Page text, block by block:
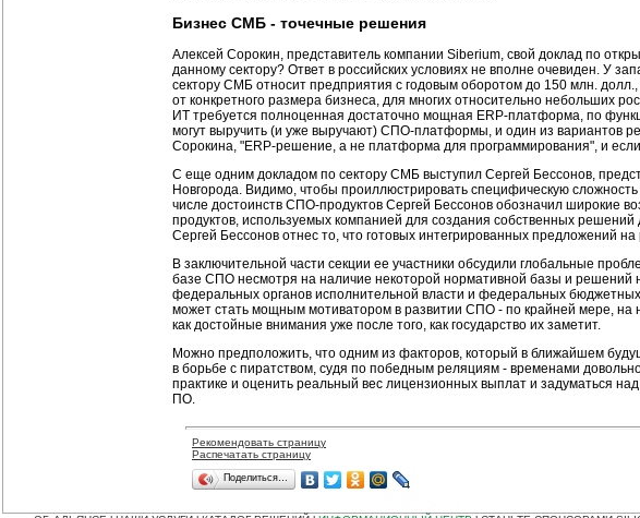
Бизнес СМБ - точечные решения
Алексей Сорокин, представитель компании Siberium, свой доклад по
данному сектору? Ответ в российских условиях не вполне очевиден. У
сектору СМБ относит предприятия с годовым оборотом до 150 млн.
от конкретного размера бизнеса, для многих относительно небольших
ИТ требуется полноценная достаточно мощная ERP-платформа, по
могут выручить (и уже выручают) СПО-платформы, и один из вариантов
Сорокина, "ERP-решение, а не платформа для программирования", и
С еще одним докладом по сектору СМБ выступил Сергей Бессонов,
Новгорода. Видимо, чтобы проиллюстрировать специфическую
числе достоинств СПО-продуктов Сергей Бессонов обозначил широкие
продуктов, используемых компанией для создания собственных
Сергей Бессонов отнес то, что готовых интегрированных предложений
В заключительной части секции ее участники обсудили глобальные
базе СПО несмотря на наличие некоторой нормативной базы и решений
федеральных органов исполнительной власти и федеральных
может стать мощным мотиватором в развитии СПО - по крайней мере, на
как достойные внимания уже после того, как государство их заметит.
Можно предположить, что одним из факторов, который в ближайшем
в борьбе с пиратством, судя по победным реляциям - временами
практике и оценить реальный вес лицензионных выплат и задуматься
ПО.
Рекомендовать страницу
Распечатать страницу
Поделиться…